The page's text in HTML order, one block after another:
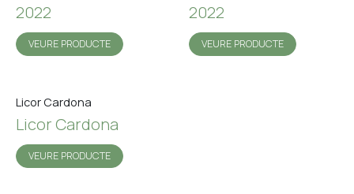
2022
VEURE PRODUCTE
2022
VEURE PRODUCTE
Licor Cardona
Licor Cardona
VEURE PRODUCTE